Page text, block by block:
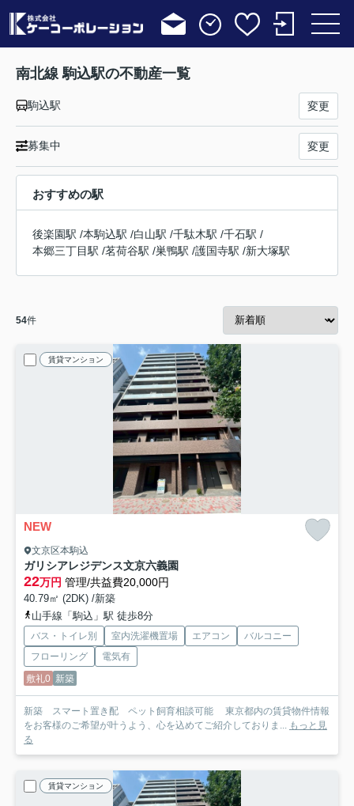
南北線 駒込駅の不動産一覧
駒込駅 変更
募集中 変更
おすすめの駅
後楽園駅 /本駒込駅 /白山駅 /千駄木駅 /千石駅 /
本郷三丁目駅 /茗荷谷駅 /巣鴨駅 /護国寺駅 /新大塚駅
54件
賃貸マンション
NEW
文京区本駒込
ガリシアレジデンス文京六義園
22万円 管理/共益費20,000円
40.79㎡ (2DK) /新築
山手線「駒込」駅 徒歩8分
バス・トイレ別 室内洗濯機置場 エアコン
バルコニー
フローリング
電気有
敷礼0 新築
新築 スマート置き配 ペット飼育相談可能 東京都内の賃貸物件情報
をお客様のご希望が叶うよう、心を込めてご紹介しておりま...
もっと見
る
賃貸マンション